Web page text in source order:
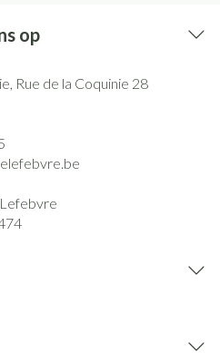
op
Rue de la Coquinie 28